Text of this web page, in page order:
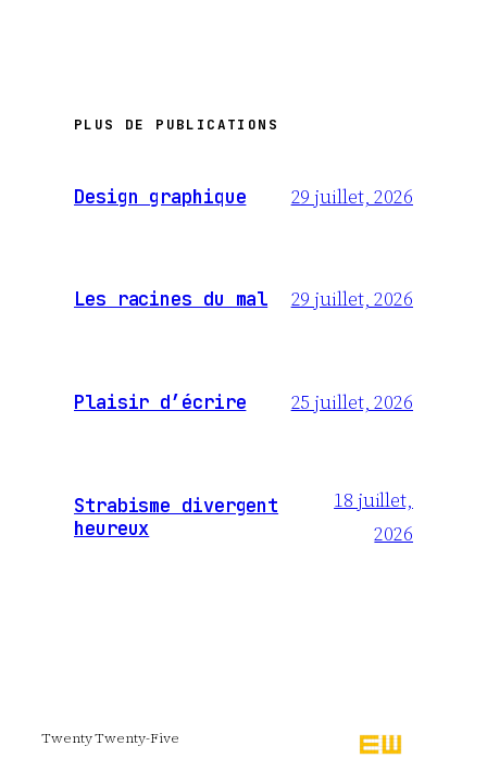
PLUS DE PUBLICATIONS
Design graphique 29 juillet, 2026
Les racines du mal 29 juillet, 2026
Plaisir d’écrire 25 juillet, 2026
Strabisme divergent
heureux
18 juillet,
2026
Twenty Twenty-Five